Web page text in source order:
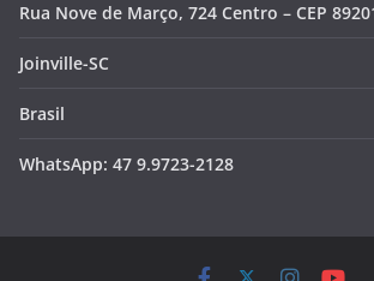
Rua Nove de Março, 724 Centro – CEP
Joinville-SC
Brasil
WhatsApp: 47 9.9723-2128